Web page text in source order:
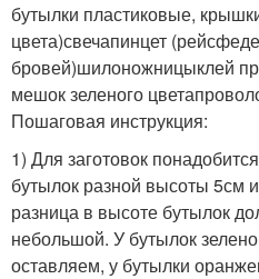
бутылки пластиковые,
цвета)свечапинцет
бровей)шилоножницыклей
мешок зеленого
Пошаговая инструкция:
1) Для заготовок
бутылок разной высоты 5см
разница в высоте бутылок
небольшой. У бутылок
оставляем, у бутылки